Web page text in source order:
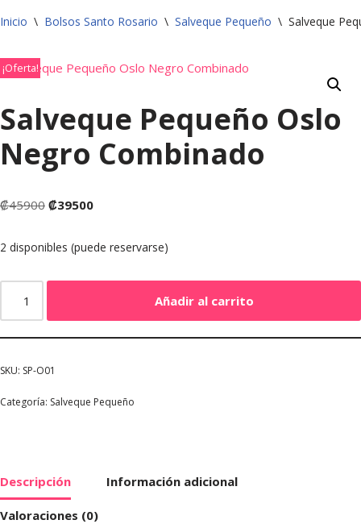
Inicio \ Bolsos Santo Rosario \ Salveque Pequeño \ Salveque
¡Oferta!
Salveque Pequeño Oslo
Negro Combinado
₡45900 ₡39500
2 disponibles (puede reservarse)
Añadir al carrito
SKU: SP-O01
Categoría: Salveque Pequeño
Descripción Información adicional
Valoraciones (0)